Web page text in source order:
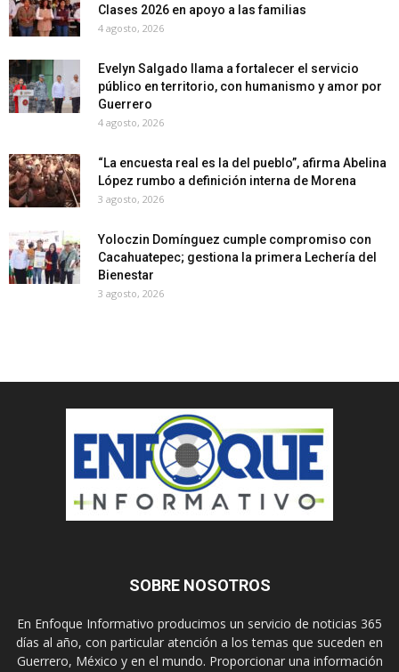
Clases 2026 en apoyo a las familias
4 agosto, 2026
Evelyn Salgado llama a fortalecer el servicio
público en territorio, con humanismo y amor por
Guerrero
4 agosto, 2026
“La encuesta real es la del pueblo”, afirma Abelina
López rumbo a definición interna de Morena
3 agosto, 2026
Yoloczin Domínguez cumple compromiso con
Cacahuatepec; gestiona la primera Lechería del
Bienestar
3 agosto, 2026
SOBRE NOSOTROS
En Enfoque Informativo producimos un servicio de noticias 365
días al año, con particular atención a los temas que suceden en
Guerrero, México y en el mundo. Proporcionar una información